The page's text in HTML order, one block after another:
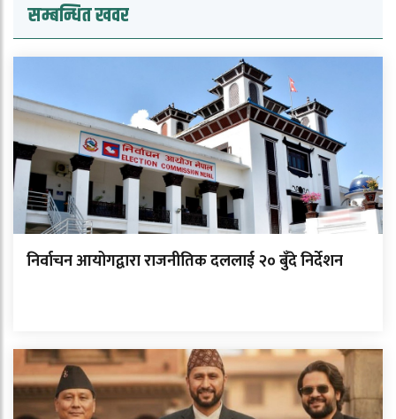
सम्बन्धित खवर
निर्वाचन आयोगद्वारा राजनीतिक दललाई २० बुँदे निर्देशन